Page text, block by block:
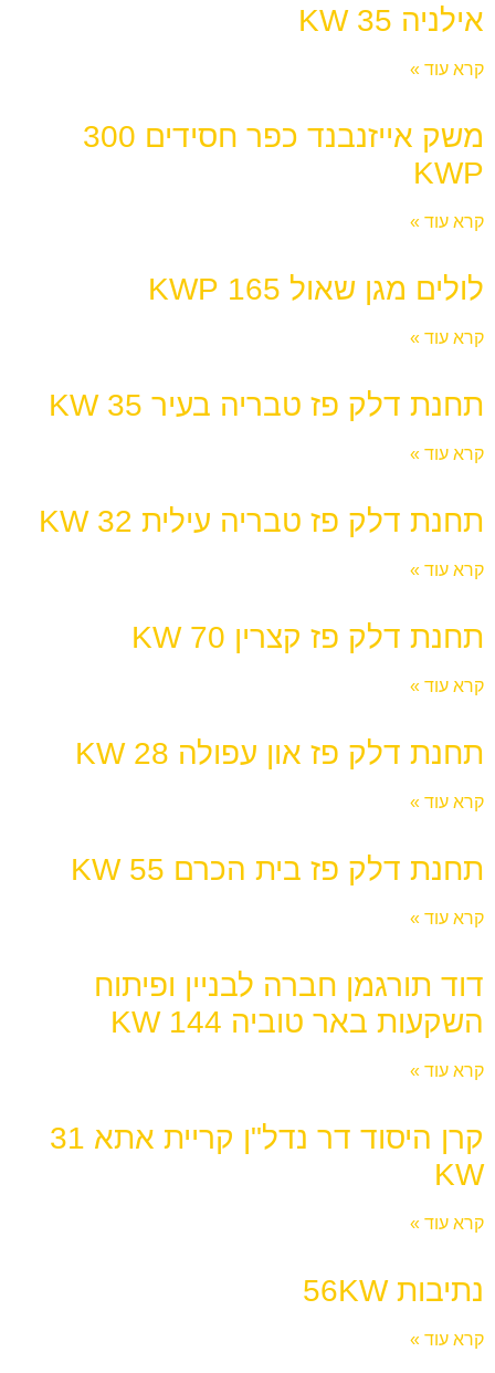
אילניה KW 35
קרא עוד »
משק אייזנבנד כפר חסידים 300
KWP
קרא עוד »
לולים מגן שאול 165 KWP
קרא עוד »
תחנת דלק פז טבריה בעיר 35 KW
קרא עוד »
תחנת דלק פז טבריה עילית 32 KW
קרא עוד »
תחנת דלק פז קצרין 70 KW
קרא עוד »
תחנת דלק פז און עפולה 28 KW
קרא עוד »
תחנת דלק פז בית הכרם 55 KW
קרא עוד »
דוד תורגמן חברה לבניין ופיתוח
השקעות באר טוביה 144 KW
קרא עוד »
קרן היסוד דר נדל"ן קריית אתא 31
KW
קרא עוד »
נתיבות 56KW
קרא עוד »